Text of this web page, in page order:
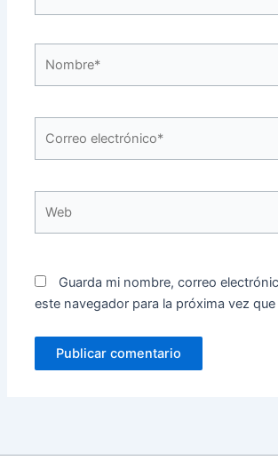
electrónico*
Guarda mi nombre, correo
este navegador para la próxima vez